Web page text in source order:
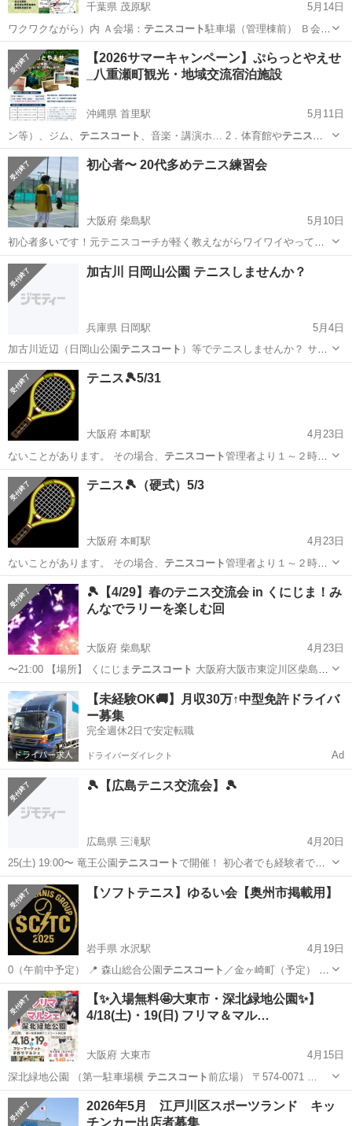
千葉県 茂原駅
5月14日
ワクワクながら）内 Ａ会場： テニスコート駐車場（管理棟前） Ｂ会
場：…
千葉 長生郡 茂原駅 フリーマーケット 会場
【2026サマーキャンペーン】ぷらっとやえせ
_八重瀬町観光・地域交流宿泊施設
沖縄県 首里駅
5月11日
ン等）、ジム、 テニスコート 、音楽・講演ホ… 2．体育館やテニスコ
ート利用と合わせた…
沖縄 島尻郡 首里駅 キャンペーン 八重瀬町
初心者〜 20代多めテニス練習会
大阪府 柴島駅
5月10日
初心者多いです！元テニスコーチが軽く教えながらワイワイやってま
す！ 20代の男女が多く集まってます！ ラケット無ければお貸ししま
す。 18時〜20時 コートはメッセージいただけましたらお教えしま
す！ 参加費 初回1500円 ...
大阪 柴島駅 スポーツ
加古川 日岡山公園 テニスしませんか？
兵庫県 日岡駅
5月4日
加古川近辺（日岡山公園 テニスコート ）等でテニスしませんか？ サー
クル…
兵庫 加古川市 日岡駅
テニス🎾5/31
大阪府 本町駅
4月23日
ないことがあります。 その場合、 テニスコート管理者より１～２時間
前ぐらいに私に…
大阪 大阪市 本町駅 スポーツ
テニス🎾（硬式）5/3
大阪府 本町駅
4月23日
ないことがあります。 その場合、 テニスコート管理者より１～２時間
前ぐらいに私に…
大阪 大阪市 本町駅 スポーツ テニスコート
🎾【4/29】春のテニス交流会 in くにじま！み
んなでラリーを楽しむ回
大阪府 柴島駅
4月23日
〜21:00 ​【場所】 くにじま テニスコート 大阪府大阪市東淀川区柴島3-
11…
大阪 大阪市 柴島駅 スポーツ テニスコート
【未経験OK🚚】月収30万↑中型免許ドライバ
ー募集
完全週休2日で安定転職
ドライバーダイレクト Ad
🎾【広島テニス交流会】🎾
広島県 三滝駅
4月20日
25(土) 19:00〜 竜王公園 テニスコート で開催！ 初心者でも経験者でも
大…
広島 広島市 三滝駅 パーティー テニスコート
【ソフトテニス】ゆるい会【奥州市掲載用】
岩手県 水沢駅
4月19日
0（午前中予定） 📍 森山総合公園 テニスコート ／金ヶ崎町（予定） 💰
参加費：5…
岩手 奥州市 水沢駅 スポーツ ソフトテニス
【✨入場無料🤩大東市・深北緑地公園✨】
4/18(土)・19(日) フリマ＆マル…
大阪府 大東市
4月15日
深北緑地公園 （第一駐車場横 テニスコート前広場） 〒574-0071 …
大阪 大東市 フリーマーケット キッチンカー
2026年5月 江戸川区スポーツランド キッ
チンカー出店者募集